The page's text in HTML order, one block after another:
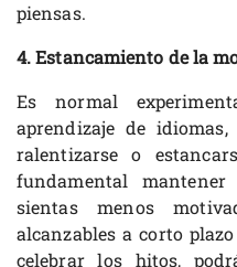
piensas.
4. Estancamiento de la
Es normal
aprendizaje de
ralentizarse o
fundamental
sientas menos
alcanzables a corto
celebrar los hitos,